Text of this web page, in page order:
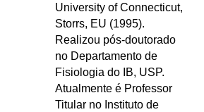
University of Connecticut,
Storrs, EU (1995).
Realizou pós-doutorado
no Departamento de
Fisiologia do IB, USP.
Atualmente é Professor
Titular no Instituto de